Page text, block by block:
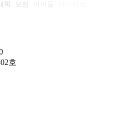
학 보험
호